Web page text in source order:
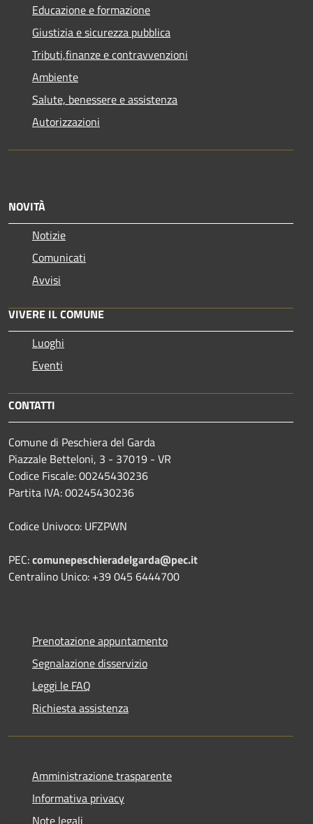
Educazione e formazione
Giustizia e sicurezza pubblica
Tributi,finanze e contravvenzioni
Ambiente
Salute, benessere e assistenza
Autorizzazioni
NOVITÀ
Notizie
Comunicati
Avvisi
VIVERE IL COMUNE
Luoghi
Eventi
CONTATTI
Comune di Peschiera del Garda
Piazzale Betteloni, 3 - 37019 - VR
Codice Fiscale: 00245430236
Partita IVA: 00245430236
Codice Univoco: UFZPWN
PEC:comunepeschieradelgarda@pec.it
Centralino Unico: +39 045 6444700
Prenotazione appuntamento
Segnalazione disservizio
Leggi le FAQ
Richiesta assistenza
Amministrazione trasparente
Informativa privacy
Note legali